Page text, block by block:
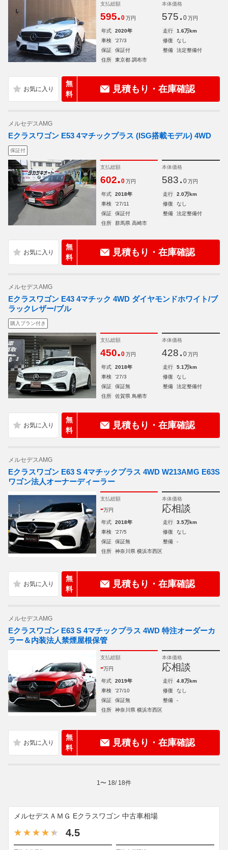
支払総額
595.0 万円
本体価格
575. 0 万円
年式 2020年 走行
1.6万km
車検
'27/3 修復
なし
保証
保証付 整備
法定整備付
住所
東京都 調布市
無
料
見積もり・在庫確認
メルセデスAMG
Eクラスワゴン E53 4マチックプラス (ISG搭載モデル) 4WD
保証付
支払総額
602.0 万円
本体価格
583. 0 万円
年式 2018年 走行
2.0万km
車検
'27/11 修復
なし
保証
保証付 整備
法定整備付
住所
群馬県 高崎市
無
料
見積もり・在庫確認
メルセデスAMG
Eクラスワゴン E43 4マチック 4WD ダイヤモンドホワイト/ブ
ラックレザー/ブル
購入プラン付き
支払総額
450.0 万円
本体価格
428. 0 万円
年式 2018年 走行
5.1万km
車検
'27/3 修復
なし
保証
保証無 整備
法定整備付
住所
佐賀県 鳥栖市
無
料
見積もり・在庫確認
メルセデスAMG
Eクラスワゴン E63 S 4マチックプラス 4WD W213AMG E63S
ワゴン法人オーナーディーラー
支払総額
-万円
本体価格
応相談
年式 2018年 走行
3.5万km
車検
'27/5 修復
なし
保証
保証無 整備
-
住所
神奈川県 横浜市西区
無
料
見積もり・在庫確認
メルセデスAMG
Eクラスワゴン E63 S 4マチックプラス 4WD 特注オーダーカ
ラー＆内装法人禁煙屋根保管
支払総額
-万円
本体価格
応相談
年式 2019年 走行
4.8万km
車検
'27/10 修復
なし
保証
保証無 整備
-
住所
神奈川県 横浜市西区
無
料
見積もり・在庫確認
1〜 18/ 18件
メルセデスＡＭＧ Eクラスワゴン 中古車相場
4.5